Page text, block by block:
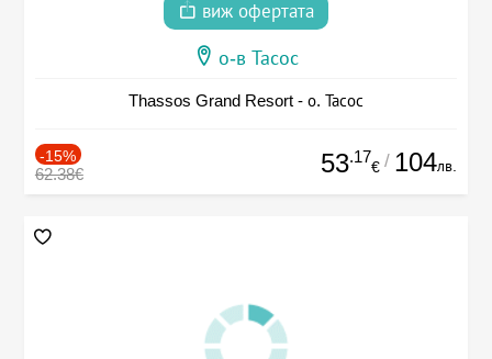
виж офертата
о-в Тасос
Thassos Grand Resort - о. Тасос
-15%
62.38€ 53.17
€ / 104лв.